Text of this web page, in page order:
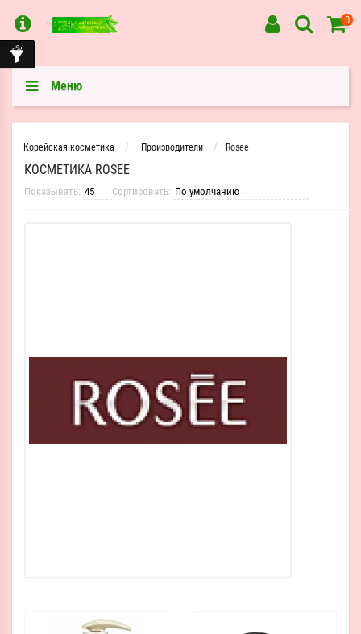
0
Меню
Корейская косметика Производители Rosee
КОСМЕТИКА ROSEE
Показывать: Сортировать: